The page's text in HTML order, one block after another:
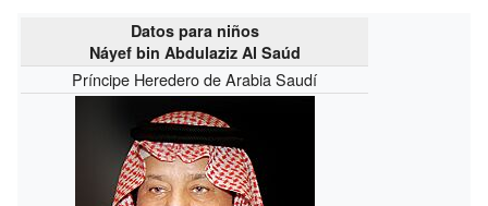
Datos para niños
Náyef bin Abdulaziz Al Saúd
Príncipe Heredero de Arabia Saudí